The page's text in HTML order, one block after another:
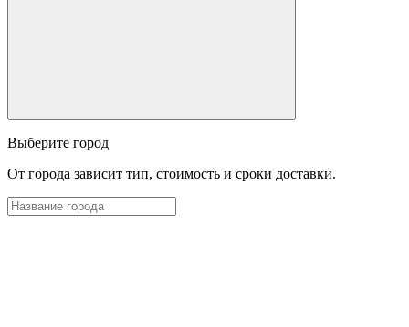
Выберите город
От города зависит тип, стоимость и сроки доставки.